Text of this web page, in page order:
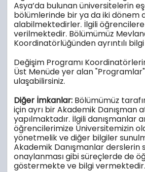
Asya’da bulunan üniversitelerin
bölümlerinde bir ya da iki dönem
alabilmektedirler. İlgili
verilmektedir. Bölümümüz
Koordinatörlüğünden ayrıntılı
Değişim Programı
Üst Menüde yer alan
ulaşabilirsiniz.
Diğer İmkanlar: Bölümümüz
için ayrı bir Akademik Danışman
yapılmaktadır. İlgili danışmanlar
öğrencilerimize Üniversitemizin
yönetmelik ve diğer bilgiler
Akademik Danışmanlar derslerin
onaylanması gibi süreçlerde de
göstermekte ve bilgi vermektedir.